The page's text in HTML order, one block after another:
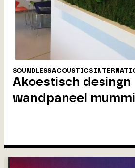
SOUNDLESS ACOUSTICS
Akoestisch desingn
wandpaneel